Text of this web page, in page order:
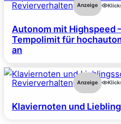
Revierverhalten Anzeige
Autonom mit Highspeed
Tempolimit für
an
Revierverhalten Anzeige
Klaviernoten und